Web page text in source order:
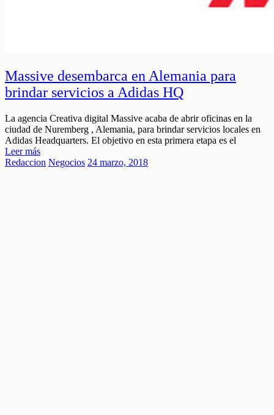
Massive desembarca en Alemania para
brindar servicios a Adidas HQ
La agencia Creativa digital Massive acaba de abrir oficinas en la
ciudad de Nuremberg , Alemania, para brindar servicios locales en
Adidas Headquarters. El objetivo en esta primera etapa es el
Leer más
Redaccion Negocios 24 marzo, 2018